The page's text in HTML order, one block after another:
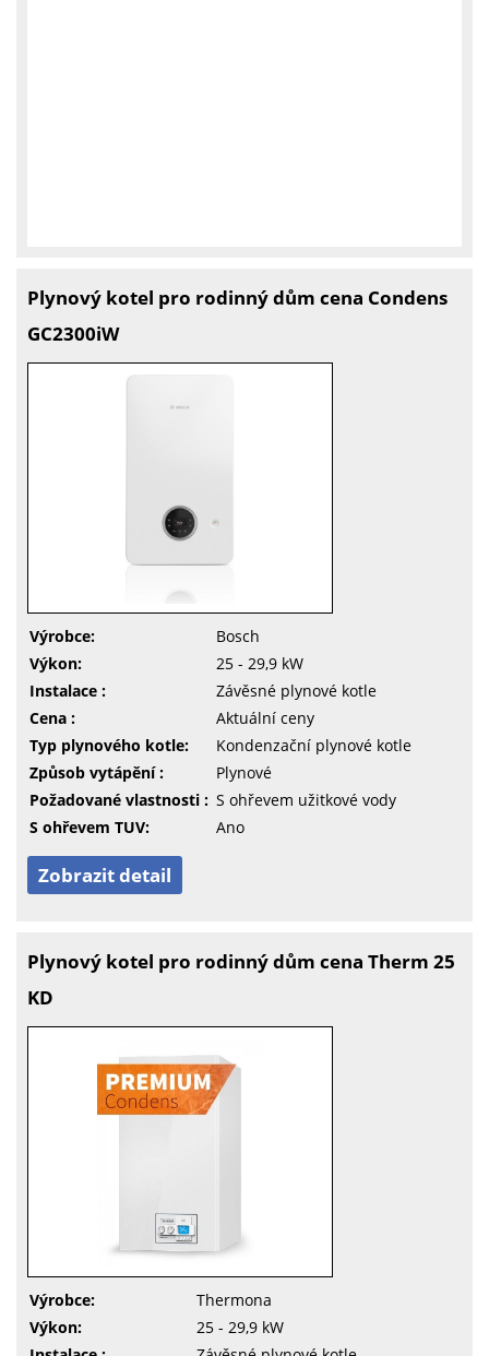
Plynový kotel pro rodinný dům cena Condens
GC2300iW
Výrobce:
Bosch
Výkon:
25 - 29,9 kW
Instalace :
Závěsné plynové kotle
Cena :
Aktuální ceny
Typ plynového kotle:
Kondenzační plynové kotle
Způsob vytápění :
Plynové
Požadované vlastnosti : S ohřevem užitkové vody
S ohřevem TUV:
Ano
Zobrazit detail
Plynový kotel pro rodinný dům cena Therm 25
KD
Výrobce:
Thermona
Výkon:
25 - 29,9 kW